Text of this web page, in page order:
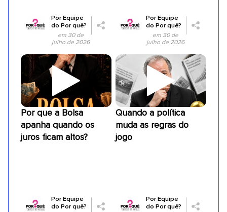
PorEquipe
do Por quê?
em 30 de
julho de 2026
PorEquipe
do Por quê?
em 30 de
julho de 2026
Por que a Bolsa
apanha quando os
juros ficam altos?
PorEquipe
do Por quê?
Quando a política
muda as regras do
jogo
PorEquipe
do Por quê?